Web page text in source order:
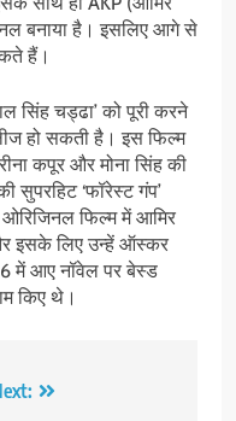
बनाया है। इसलिए आगे से
हैं।
सिंह चड्ढा’ को पूरी करने
हो सकती है। इस फिल्म
कपूर और मोना सिंह की
सुपरहिट ‘फॉरेस्ट गंप’
फिल्म में आमिर
इसके लिए उन्हें ऑस्कर
में आए नॉवेल पर बेस्ड
किए थे।